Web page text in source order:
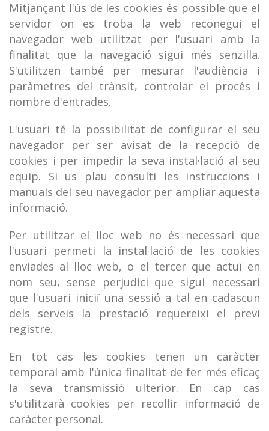
Mitjançant l'ús de les cookies és possible que el
servidor on es troba la web reconegui el
navegador web utilitzat per l'usuari amb la
finalitat que la navegació sigui més senzilla.
S'utilitzen també per mesurar l'audiència i
paràmetres del trànsit, controlar el procés i
nombre d'entrades.
L'usuari té la possibilitat de configurar el seu
navegador per ser avisat de la recepció de
cookies i per impedir la seva instal·lació al seu
equip. Si us plau consulti les instruccions i
manuals del seu navegador per ampliar aquesta
informació.
Per utilitzar el lloc web no és necessari que
l'usuari permeti la instal·lació de les cookies
enviades al lloc web, o el tercer que actuï en
nom seu, sense perjudici que sigui necessari
que l'usuari iniciï una sessió a tal en cadascun
dels serveis la prestació requereixi el previ
registre.
En tot cas les cookies tenen un caràcter
temporal amb l'única finalitat de fer més eficaç
la seva transmissió ulterior. En cap cas
s'utilitzarà cookies per recollir informació de
caràcter personal.